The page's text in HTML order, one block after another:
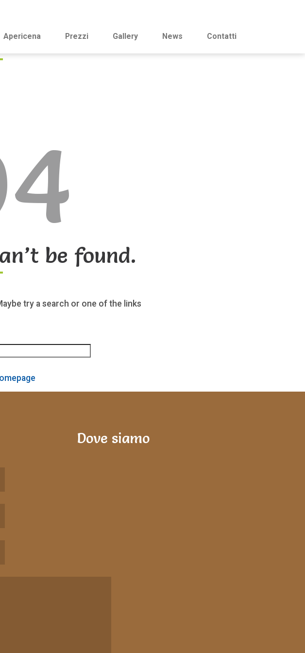
Apericena Prezzi Gallery News Contatti
be found.
try a search or one of the links
Dove siamo